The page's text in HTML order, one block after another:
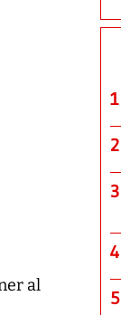
al
1
2
3
4
5